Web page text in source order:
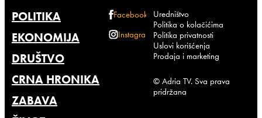
POLITIKA
EKONOMIJA
DRUŠTVO
CRNA HRONIKA
ZABAVA
Facebook
Instagram
Uredništvo
Politika o kolačićima
Politika privatnosti
Uslovi korišćenja
Prodaja i marketing
© Adria TV. Sva prava
pridržana